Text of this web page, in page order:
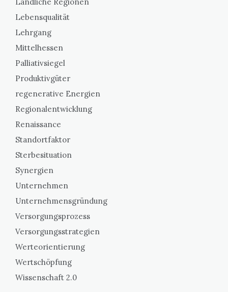
Lebensqualität
Lehrgang
Mittelhessen
Palliativsiegel
Produktivgüter
regenerative Energien
Regionalentwicklung
Renaissance
Standortfaktor
Sterbesituation
Synergien
Unternehmen
Unternehmensgründung
Versorgungsprozess
Versorgungsstrategien
Werteorientierung
Wertschöpfung
Wissenschaft 2.0